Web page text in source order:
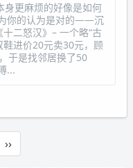
身更麻烦的好像是如何
你的认为是对的——沉
二怒汉》– 一个略“古
进价20元卖30元，顾
于是找邻居换了50
...
››